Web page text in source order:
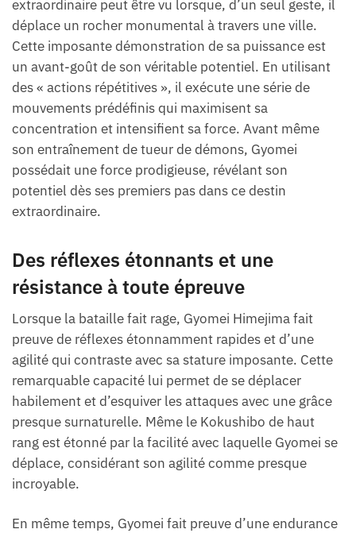
extraordinaire peut être vu lorsque, d’un seul geste, il
déplace un rocher monumental à travers une ville.
Cette imposante démonstration de sa puissance est
un avant-goût de son véritable potentiel. En utilisant
des « actions répétitives », il exécute une série de
mouvements prédéfinis qui maximisent sa
concentration et intensifient sa force. Avant même
son entraînement de tueur de démons, Gyomei
possédait une force prodigieuse, révélant son
potentiel dès ses premiers pas dans ce destin
extraordinaire.
Des réflexes étonnants et une
résistance à toute épreuve
Lorsque la bataille fait rage, Gyomei Himejima fait
preuve de réflexes étonnamment rapides et d’une
agilité qui contraste avec sa stature imposante. Cette
remarquable capacité lui permet de se déplacer
habilement et d’esquiver les attaques avec une grâce
presque surnaturelle. Même le Kokushibo de haut
rang est étonné par la facilité avec laquelle Gyomei se
déplace, considérant son agilité comme presque
incroyable.
En même temps, Gyomei fait preuve d’une endurance